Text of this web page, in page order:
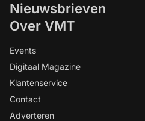
Nieuwsbrieven
Over VMT
Events
Digitaal Magazine
Klantenservice
Contact
Adverteren